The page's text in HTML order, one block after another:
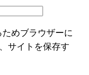
めブラウザーに
サイトを保存す